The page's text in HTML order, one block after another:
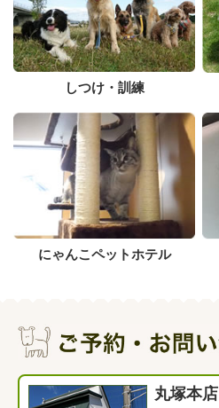
しつけ・訓練
にゃんこペットホテル
丸塚本店